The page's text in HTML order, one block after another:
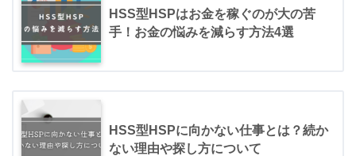
HSS型HSPはお金を稼ぐのが大の苦
手！お金の悩みを減らす方法4選
HSS型HSPに向かない仕事とは？続か
ない理由や探し方について